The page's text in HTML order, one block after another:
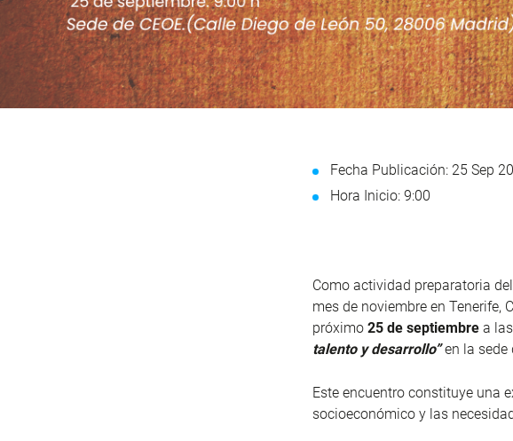
Fecha Publicación: 25 Sep
Hora Inicio: 9:00
Como actividad preparatoria del
mes de noviembre en Tenerife,
próximo 25 de septiembre a
talento y desarrollo”en la sede
Este encuentro constituye una
socioeconómico y las